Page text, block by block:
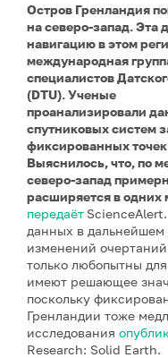
Остров Гренландия
на северо-запад. Эта
навигацию в этом
международная
специалистов
(DTU). Ученые
проанализировали
спутниковых систем
фиксированных
Выяснилось, что, по
северо-запад
расширяется в одних
передаёт
данных в дальнейшем
изменений
только любопытны
имеют решающее
поскольку
Гренландии тоже
исследования
Research: Solid Earth.